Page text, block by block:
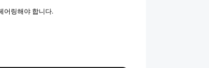
어링해야 합니다.